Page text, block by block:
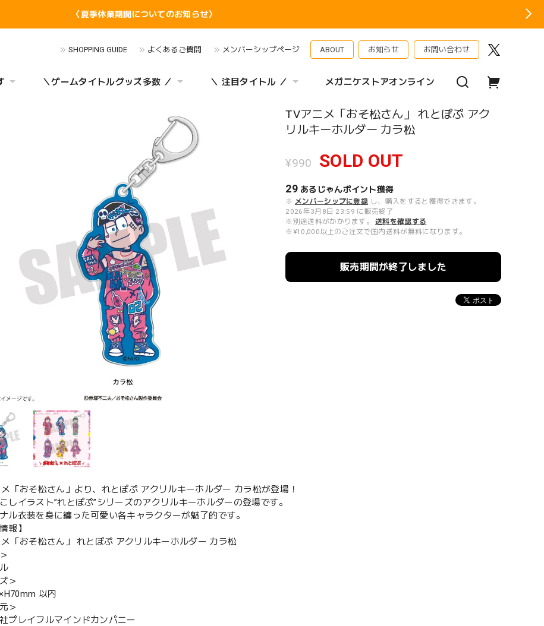
〈夏季休業期間についてのお知らせ〉
SHOPPING GUIDE よくあるご質問 メンバーシップページ ABOUT お知らせ お問い合わせ
＼ゲームタイトルグッズ多数 ／ ＼ 注目タイトル ／ メガニケストアオンライン
TVアニメ「おそ松さん」 れとぽぷ アク
リルキーホルダー カラ松
¥990 SOLD OUT
29 あるじゃんポイント獲得
※ メンバーシップに登録 し、購入をすると獲得できます。
2026年3月8日 23:59 に販売終了
※別途送料がかかります。
送料を確認する
※¥10,000以上のご注文で国内送料が無料になります。
販売期間が終了しました
「おそ松さん」より、れとぽぷ アクリルキーホルダー カラ松が登場！
しイラスト”れとぽぷ”シリーズのアクリルキーホルダーの登場です。
ル衣装を身に纏った可愛い各キャラクターが魅了的です。
報】
「おそ松さん」 れとぽぷ アクリルキーホルダー カラ松
＞
以内
＞
プレイフルマインドカンパニー